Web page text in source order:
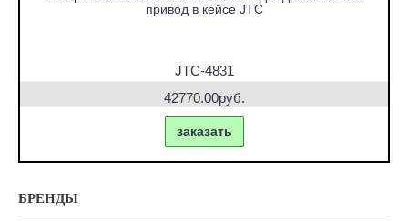
привод в кейсе JTC
JTC-4831
42770.00руб.
заказать
БРЕНДЫ